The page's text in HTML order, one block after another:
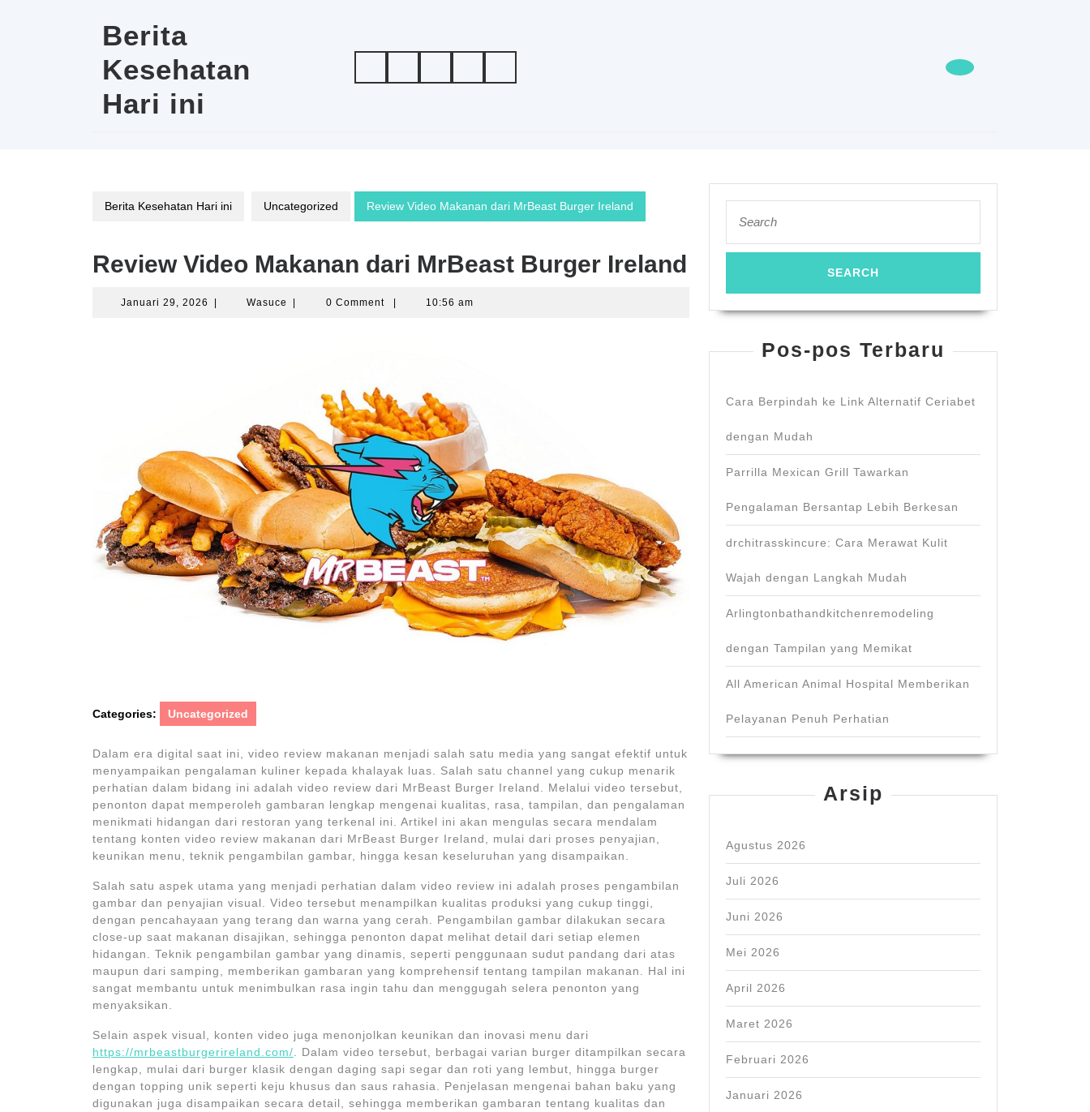
Berita
Kesehatan
Hari ini
Berita Kesehatan Hari ini Uncategorized Review Video Makanan dari MrBeast Burger Ireland
Review Video Makanan dari MrBeast Burger Ireland
Januari 29, 2026 Januari Wasuce Wasuce0 Comment 10:56 am
Categories: Uncategorized
Dalam era digital saat ini, video review makanan menjadi salah satu media yang sangat efektif untuk
menyampaikan pengalaman kuliner kepada khalayak luas. Salah satu channel yang cukup menarik
perhatian dalam bidang ini adalah video review dari MrBeast Burger Ireland. Melalui video tersebut,
penonton dapat memperoleh gambaran lengkap mengenai kualitas, rasa, tampilan, dan pengalaman
menikmati hidangan dari restoran yang terkenal ini. Artikel ini akan mengulas secara mendalam
tentang konten video review makanan dari MrBeast Burger Ireland, mulai dari proses penyajian,
keunikan menu, teknik pengambilan gambar, hingga kesan keseluruhan yang disampaikan.
Salah satu aspek utama yang menjadi perhatian dalam video review ini adalah proses pengambilan
gambar dan penyajian visual. Video tersebut menampilkan kualitas produksi yang cukup tinggi,
dengan pencahayaan yang terang dan warna yang cerah. Pengambilan gambar dilakukan secara
close-up saat makanan disajikan, sehingga penonton dapat melihat detail dari setiap elemen
hidangan. Teknik pengambilan gambar yang dinamis, seperti penggunaan sudut pandang dari atas
maupun dari samping, memberikan gambaran yang komprehensif tentang tampilan makanan. Hal ini
sangat membantu untuk menimbulkan rasa ingin tahu dan menggugah selera penonton yang
menyaksikan.
Selain aspek visual, konten video juga menonjolkan keunikan dan inovasi menu dari
https://mrbeastburgerireland.com/ . Dalam video tersebut, berbagai varian burger ditampilkan secara
lengkap, mulai dari burger klasik dengan daging sapi segar dan roti yang lembut, hingga burger
dengan topping unik seperti keju khusus dan saus rahasia. Penjelasan mengenai bahan baku yang
digunakan juga disampaikan secara detail, sehingga memberikan gambaran tentang kualitas dan
for:
Pos-pos Terbaru
Cara Berpindah ke Link Alternatif Ceriabet
dengan Mudah
Parrilla Mexican Grill Tawarkan
Pengalaman Bersantap Lebih Berkesan
drchitrasskincure: Cara Merawat Kulit
Wajah dengan Langkah Mudah
Arlingtonbathandkitchenremodeling
dengan Tampilan yang Memikat
All American Animal Hospital Memberikan
Pelayanan Penuh Perhatian
Arsip
Agustus 2026
Juli 2026
Juni 2026
Mei 2026
April 2026
Maret 2026
Februari 2026
Januari 2026